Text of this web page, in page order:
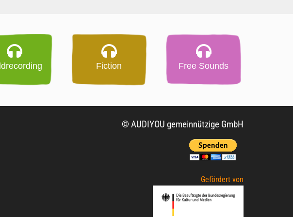
Fiction Free Sounds
© AUDIYOU gemeinnützige GmbH
Gefördert von